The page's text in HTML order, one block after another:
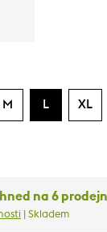
M L XL
na 6
| Skladem